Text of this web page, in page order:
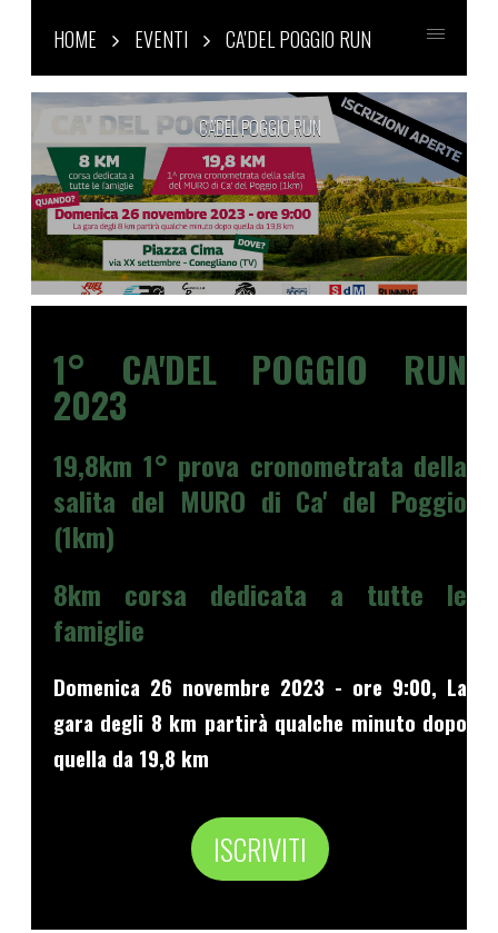
HOME EVENTI CA'DEL POGGIO RUN
CA'DEL POGGIO RUN
1° CA'DEL POGGIO RUN
2023
19,8km 1° prova cronometrata della
salita del MURO di Ca' del Poggio
(1km)
8km corsa dedicata a tutte le
famiglie
Domenica 26 novembre 2023 - ore 9:00, La
gara degli 8 km partirà qualche minuto dopo
quella da 19,8 km
ISCRIVITI